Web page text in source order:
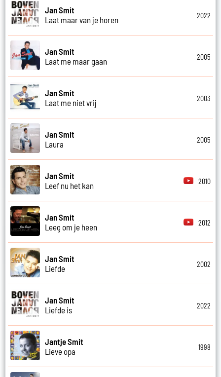
Jan Smit
Laat maar van je horen
2022
Jan Smit
Laat me maar gaan
2005
Jan Smit
Laat me niet vrij
2003
Jan Smit
Laura
2005
Jan Smit
Leef nu het kan
2010
Jan Smit
Leeg om je heen
2012
Jan Smit
Liefde
2002
Jan Smit
Liefde is
2022
Jantje Smit
Lieve opa
1998